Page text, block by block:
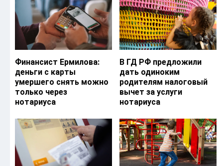
Финансист Ермилова:
деньги с карты
умершего снять можно
только через
нотариуса
В ГД РФ предложили
дать одиноким
родителям налоговый
вычет за услуги
нотариуса